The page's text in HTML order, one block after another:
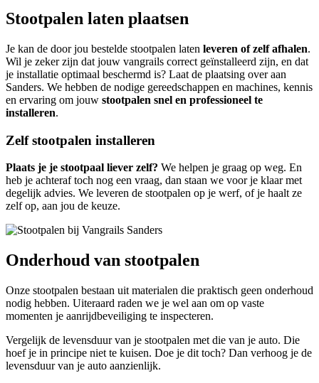
Stootpalen laten plaatsen
Je kan de door jou bestelde stootpalen laten leveren of zelf afhalen.
Wil je zeker zijn dat jouw vangrails correct geïnstalleerd zijn, en dat
je installatie optimaal beschermd is? Laat de plaatsing over aan
Sanders. We hebben de nodige gereedschappen en machines, kennis
en ervaring om jouw stootpalen snel en professioneel te
installeren.
Zelf stootpalen installeren
Plaats je je stootpaal liever zelf? We helpen je graag op weg. En
heb je achteraf toch nog een vraag, dan staan we voor je klaar met
degelijk advies. We leveren de stootpalen op je werf, of je haalt ze
zelf op, aan jou de keuze.
Onderhoud van stootpalen
Onze stootpalen bestaan uit materialen die praktisch geen onderhoud
nodig hebben. Uiteraard raden we je wel aan om op vaste
momenten je aanrijdbeveiliging te inspecteren.
Vergelijk de levensduur van je stootpalen met die van je auto. Die
hoef je in principe niet te kuisen. Doe je dit toch? Dan verhoog je de
levensduur van je auto aanzienlijk.